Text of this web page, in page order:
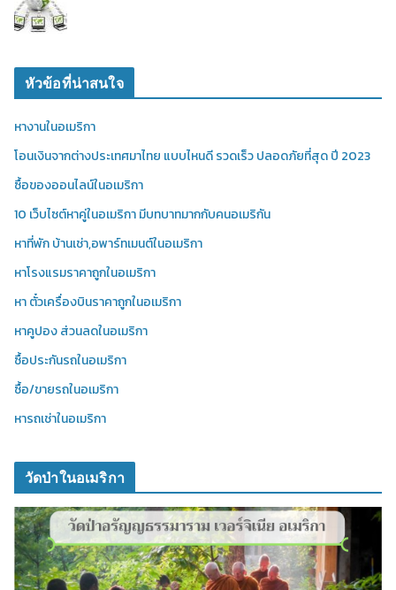
หัวข้อที่น่าสนใจ
หางานในอเมริกา
โอนเงินจากต่างประเทศมาไทย แบบไหนดี รวดเร็ว ปลอดภัยที่สุด ปี 2023
ซื้อของออนไลน์ในอเมริกา
10 เว็บไซต์หาคู่ในอเมริกา มีบทบาทมากกับคนอเมริกัน
หาที่พัก บ้านเช่า,อพาร์ทเมนต์ในอเมริกา
หาโรงแรมราคาถูกในอเมริกา
หา ตั๋วเครื่องบินราคาถูกในอเมริกา
หาคูปอง ส่วนลดในอเมริกา
ซื้อประกันรถในอเมริกา
ซื้อ/ขายรถในอเมริกา
หารถเช่าในอเมริกา
วัดป่าในอเมริกา